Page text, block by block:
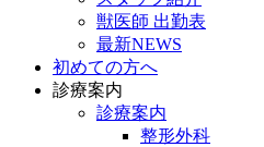
獣医師 出勤表
最新NEWS
初めての方へ
診療案内
診療案内
整形外科